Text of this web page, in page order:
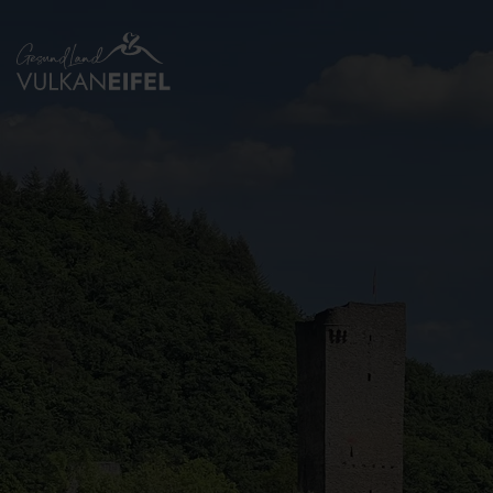
zur
Startseite